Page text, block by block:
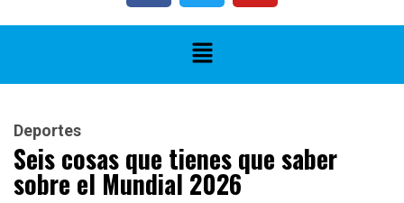
Deportes
Seis cosas que tienes que saber
sobre el Mundial 2026